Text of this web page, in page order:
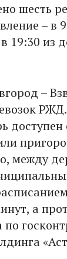
шесть
– в
19:30 из
–
между
а